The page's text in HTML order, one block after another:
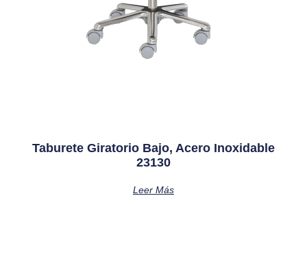
Taburete Giratorio Bajo, Acero Inoxidable
23130
Leer Más